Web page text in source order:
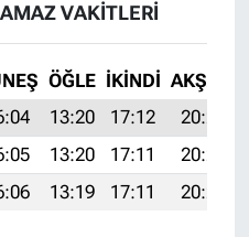
VAKITLERI
ÖĞLE İKINDI AKŞAM
13:20 17:12
20:25
13:20 17:11
20:24
13:19 17:11 20:23